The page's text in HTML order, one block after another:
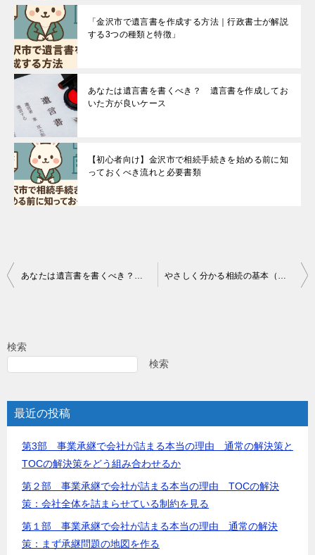
「金沢市で遺言書を作成する方法｜行政書士が解説
する3つの種類と特徴」
あなたは遺言書を書くべき？ 遺言書を作成してお
いた方が良いケース
【初心者向け】金沢市で相続手続きを始める前に知
っておくべき流れと必要書類
投
ビ
シ
ョ
あなたは遺言書を書くべき？ 遺言書を作成しておいた方が良いケース やさしく分かる相続の基本（１）相続人－誰が相続人になるのか？－
検索
検索
最近の投稿
第3部 事業承継で会社が詰まる本当の理由 通常の解決策と
TOCの解決策をどう組み合わせるか
第２部 事業承継で会社が詰まる本当の理由 TOCの解決
策：会社全体を詰まらせている制約を見る
第１部 事業承継で会社が詰まる本当の理由 通常の解決
策：まず承継問題の地図を作る